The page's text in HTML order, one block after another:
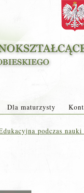
Dla maturzysty
podczas